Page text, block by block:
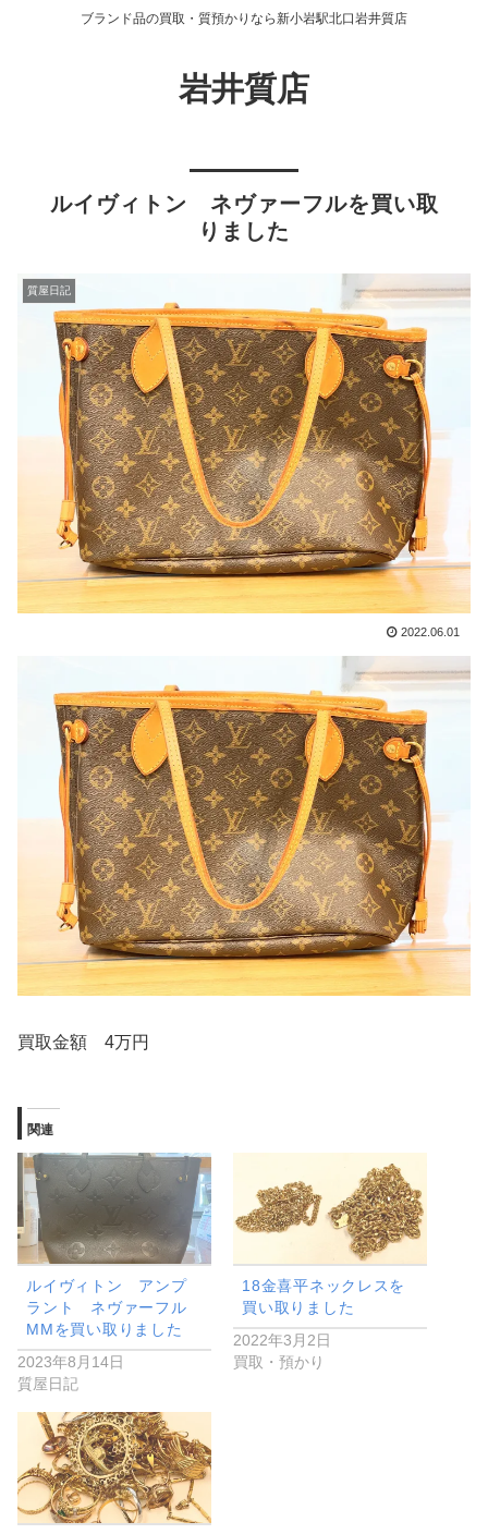
ブランド品の買取・質預かりなら新小岩駅北口岩井質店
岩井質店
ルイヴィトン ネヴァーフルを買い取
りました
質屋日記
2022.06.01
買取金額 4万円
関連
ルイヴィトン アンプ
ラント ネヴァーフル
MMを買い取りました
2023年8月14日
質屋日記
18金喜平ネックレスを
買い取りました
2022年3月2日
買取・預かり